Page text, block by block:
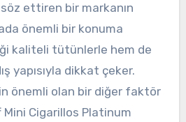
ettiren bir markanın
önemli bir konuma
kaliteli tütünlerle hem de
yapısıyla dikkat çeker.
önemli olan bir diğer faktör
Cigarillos Platinum